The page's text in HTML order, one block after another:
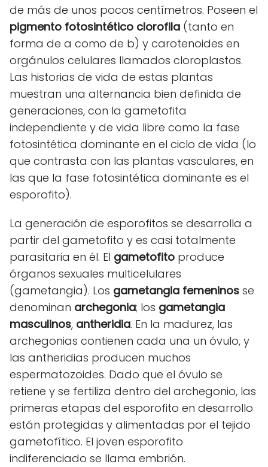
de más de unos pocos centímetros. Poseen el
pigmento fotosintético clorofila (tanto en
forma de a como de b) y carotenoides en
orgánulos celulares llamados cloroplastos.
Las historias de vida de estas plantas
muestran una alternancia bien definida de
generaciones, con la gametofita
independiente y de vida libre como la fase
fotosintética dominante en el ciclo de vida (lo
que contrasta con las plantas vasculares, en
las que la fase fotosintética dominante es el
esporofito).
La generación de esporofitos se desarrolla a
partir del gametofito y es casi totalmente
parasitaria en él. El gametofito produce
órganos sexuales multicelulares
(gametangia). Los gametangia femeninos se
denominan archegonia; los gametangia
masculinos, antheridia. En la madurez, las
archegonias contienen cada una un óvulo, y
las antheridias producen muchos
espermatozoides. Dado que el óvulo se
retiene y se fertiliza dentro del archegonio, las
primeras etapas del esporofito en desarrollo
están protegidas y alimentadas por el tejido
gametofítico. El joven esporofito
indiferenciado se llama embrión.